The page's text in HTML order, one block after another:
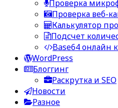
Проверка
Проверка веб-
Калькулятор
Подсчет
Base64 онлайн
WordPress
Блоггинг
Раскрутка и SEO
Новости
Разное